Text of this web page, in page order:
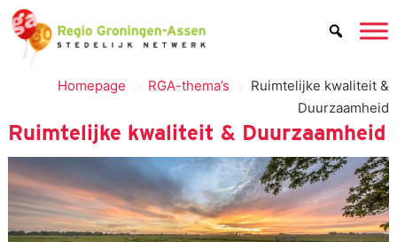
Homepage > RGA-thema’s > Ruimtelijke kwaliteit &
Duurzaamheid
Ruimtelijke kwaliteit & Duurzaamheid